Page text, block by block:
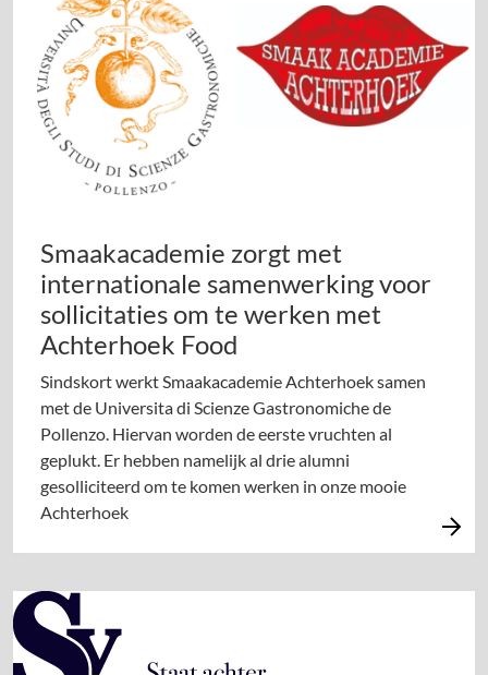
Smaakacademie zorgt met
internationale samenwerking voor
sollicitaties om te werken met
Achterhoek Food
Sindskort werkt Smaakacademie Achterhoek samen
met de Universita di Scienze Gastronomiche de
Pollenzo. Hiervan worden de eerste vruchten al
geplukt. Er hebben namelijk al drie alumni
gesolliciteerd om te komen werken in onze mooie
Achterhoek